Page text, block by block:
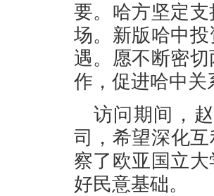
要。哈方坚定
场。新版哈中
遇。愿不断密
作，促进哈中关
访问期间，
司，希望深化
察了欧亚国立
好民意基础。